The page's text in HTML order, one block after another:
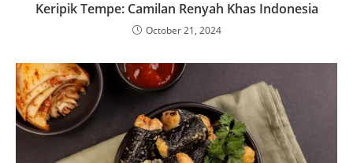
Keripik Tempe: Camilan Renyah Khas Indonesia
October 21, 2024